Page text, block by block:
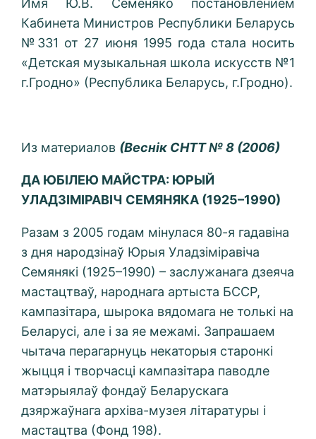
Имя Ю.В. Семеняко постановлением
Кабинета Министров Республики Беларусь
№331 от 27 июня 1995 года стала носить
«Детская музыкальная школа искусств №1
г.Гродно» (Республика Беларусь, г.Гродно).
Из материалов (Веснiк СНТТ № 8 (2006)
ДА ЮБІЛЕЮ МАЙСТРА: ЮРЫЙ
УЛАДЗІМІРАВІЧ СЕМЯНЯКА (1925–1990)
Разам з 2005 годам мінулася 80-я гадавіна
з дня народзінаў Юрыя Уладзіміравіча
Семянякі (1925–1990) – заслужанага дзеяча
мастацтваў, народнага артыста БССР,
кампазітара, шырока вядомага не толькі на
Беларусі, але і за яе межамі. Запрашаем
чытача перагарнуць некаторыя старонкі
жыцця і творчасці кампазітара паводле
матэрыялаў фондаў Беларускага
дзяржаўнага архіва-музея літаратуры і
мастацтва (Фонд 198).